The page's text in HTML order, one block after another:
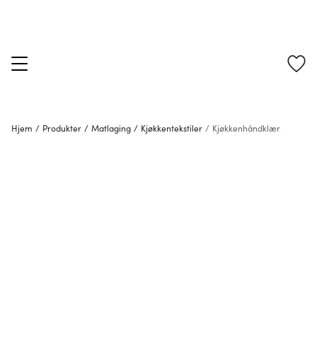
Hjem / Produkter / Matlaging / Kjøkkentekstiler / Kjøkkenhåndklær